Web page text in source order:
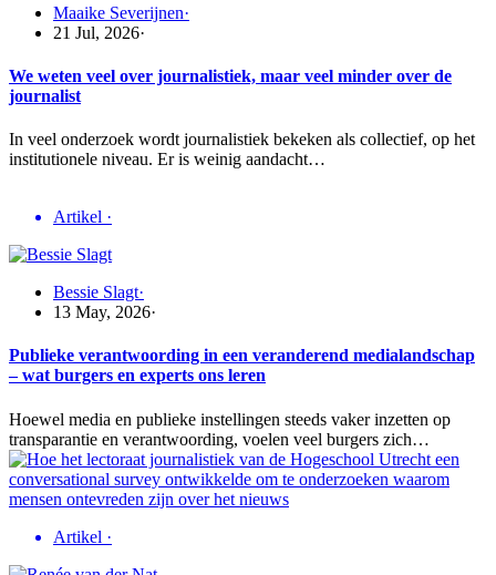
Maaike Severijnen·
21 Jul, 2026·
We weten veel over journalistiek, maar veel minder over de
journalist
In veel onderzoek wordt journalistiek bekeken als collectief, op het
institutionele niveau. Er is weinig aandacht…
Artikel ·
Bessie Slagt·
13 May, 2026·
Publieke verantwoording in een veranderend medialandschap
– wat burgers en experts ons leren
Hoewel media en publieke instellingen steeds vaker inzetten op
transparantie en verantwoording, voelen veel burgers zich…
Artikel ·